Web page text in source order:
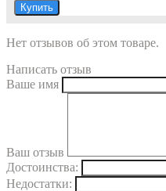
Купить
Нет отзывов об этом товаре.
Написать отзыв
Ваше имя
Ваш отзыв
Достоинства:
Недостатки: